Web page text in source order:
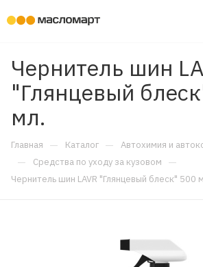
Чернитель шин
"Глянцевый
мл.
Главная — Каталог — Автохимия и
— Средства по уходу за кузовом —
Чернитель шин LAVR "Глянцевый блеск" 500